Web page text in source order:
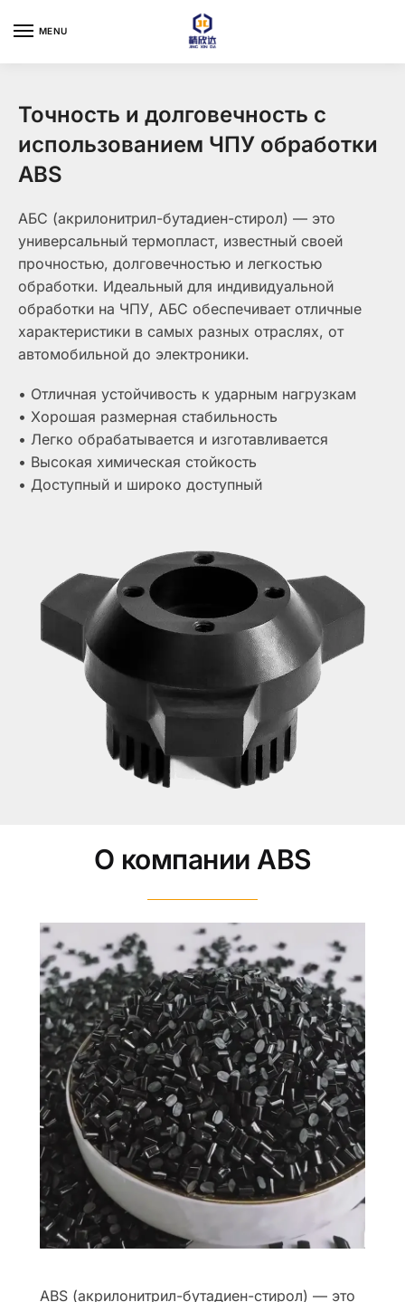
MENU
Точность и долговечность с
использованием ЧПУ обработки
ABS
АБС (акрилонитрил-бутадиен-стирол) — это
универсальный термопласт, известный своей
прочностью, долговечностью и легкостью
обработки. Идеальный для индивидуальной
обработки на ЧПУ, АБС обеспечивает отличные
характеристики в самых разных отраслях, от
автомобильной до электроники.
• Отличная устойчивость к ударным нагрузкам
• Хорошая размерная стабильность
• Легко обрабатывается и изготавливается
• Высокая химическая стойкость
• Доступный и широко доступный
О компании ABS
ABS (акрилонитрил-бутадиен-стирол) — это